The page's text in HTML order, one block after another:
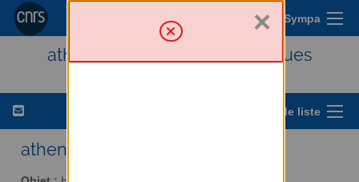
Menu Sympa
athena - Histoire des techniques
Options de liste
athena AT services.cnrs.fr
×